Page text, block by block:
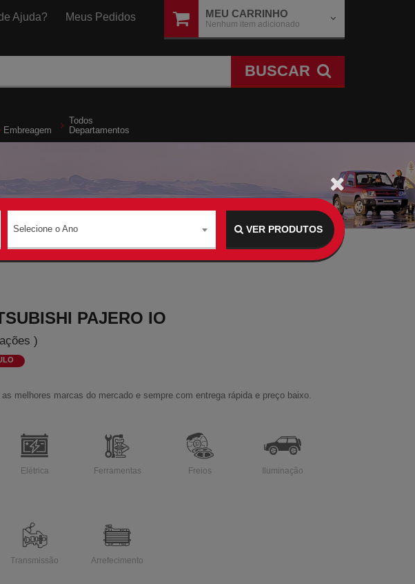
Ajuda? Meus Pedidos MEU CARRINHO
Nenhum item adicionado
BUSCAR
Embreagem
Todos
Departamentos
Selecione o Ano VER PRODUTOS
PAJERO IO
)
melhores marcas do mercado e sempre com entrega rápida e preço baixo.
Elétrica Ferramentas Freios Iluminação
Transmissão Arrefecimento